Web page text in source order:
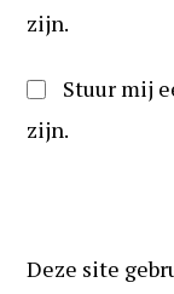
zijn.
Stuur mij
zijn.
Deze site